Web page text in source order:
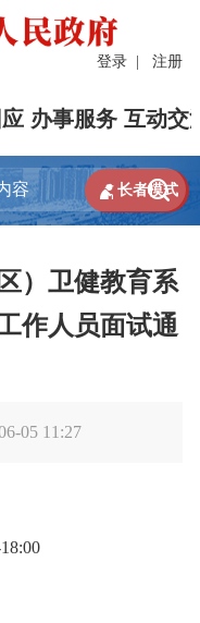
登录 | 注册
办事服务 互动交

 长者模式
）卫健教育系
作人员面试通
05 11:27